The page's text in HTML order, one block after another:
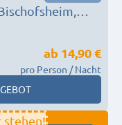
55124-nierstein
ab 14,90 €
pro Person / Nacht
stehen!